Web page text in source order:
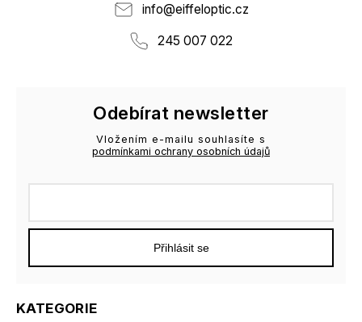
info@eiffeloptic.cz
245 007 022
KATEGORIE
Odebírat newsletter
Vložením e-mailu souhlasíte s
podmínkami ochrany osobních údajů
Přihlásit se